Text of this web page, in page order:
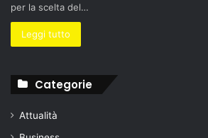
per la scelta del…
Leggi tutto
Categorie
Attualità